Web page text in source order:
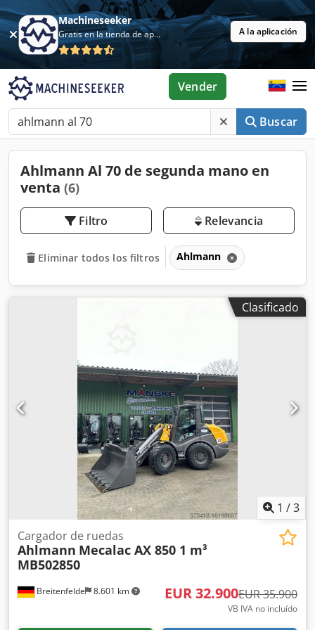
Machineseeker
Gratis en la tienda de aplicaciones A la aplicación
Buscar
Vender
Ahlmann Al 70 de segunda mano en
venta (6)
Filtro Relevancia
Eliminar todos los filtros Ahlmann
Clasificado
1 /3
Breitenfelde 8.601 km
Cargador de ruedas
Ahlmann Mecalac AX 850 1 m³
MB502850
EUR 32.900EUR 35.900
VB IVA no incluído